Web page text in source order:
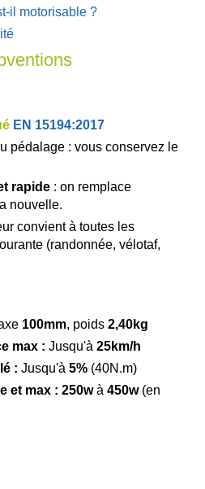
il motorisable ?
EN 15194:2017
pédalage : vous conservez le
rapide : on remplace
nouvelle.
convient à toutes les
(randonnée, vélotaf,
100mm, poids 2,40kg
max : Jusqu'à 25km/h
: Jusqu'à 5% (40N.m)
et max : 250wà 450w(en